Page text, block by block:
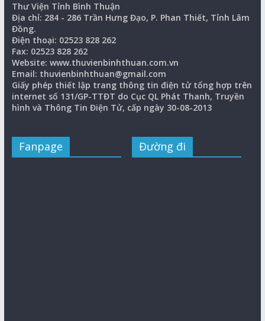
Thư Viện Tỉnh Bình Thuận
Địa chỉ: 284 - 286 Trần Hưng Đạo, P. Phan Thiết, Tỉnh Lâm
Đồng.
Điện thoại: 02523 828 262
Fax: 02523 828 262
Website: www.thuvienbinhthuan.com.vn
Email: thuvienbinhthuan@gmail.com
Giấy phép thiết lập trang thông tin điện tử tổng hợp trên
internet số 131/GP-TTĐT do Cục QL Phát Thanh, Truyền
hình và Thông Tin Điện Tử, cấp ngày 30-08-2013
Fanpage Đường đi